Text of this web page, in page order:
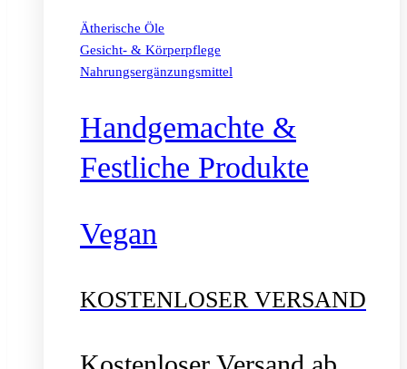
Ätherische Öle
Gesicht- & Körperpflege
Nahrungsergänzungsmittel
Handgemachte &
Festliche Produkte
Vegan
KOSTENLOSER VERSAND